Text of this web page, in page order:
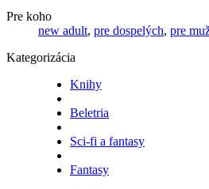
Pre koho
new adult, pre dospelých, pre
Kategorizácia
Knihy
Beletria
Sci-fi a fantasy
Fantasy